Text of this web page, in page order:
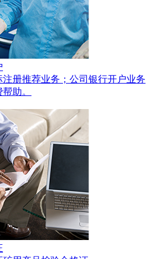
册推荐业务；公司银行开户业务
助。